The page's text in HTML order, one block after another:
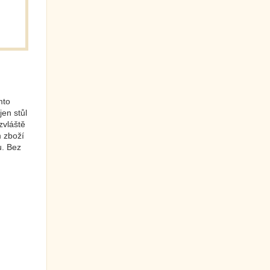
stůl
zboží
Bez